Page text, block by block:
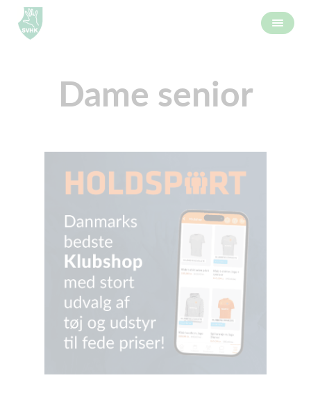
Dame senior